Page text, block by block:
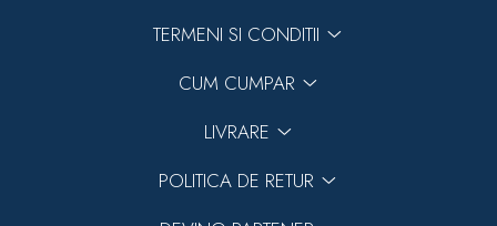
TERMENI SI CONDITII
CUM CUMPAR
LIVRARE
POLITICA DE RETUR